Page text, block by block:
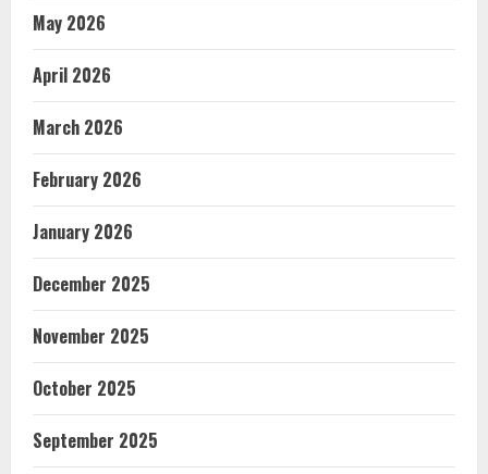
May 2026
April 2026
March 2026
February 2026
January 2026
December 2025
November 2025
October 2025
September 2025